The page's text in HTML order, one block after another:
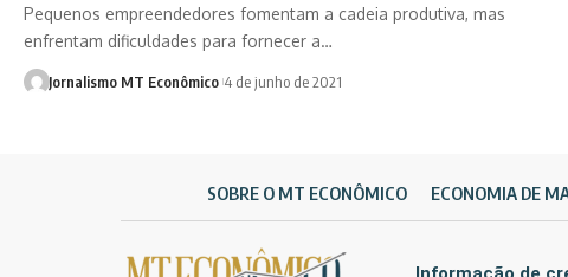
Pequenos empreendedores fomentam a cadeia produtiva, mas
enfrentam dificuldades para fornecer a…
Jornalismo MT Econômico 4 de junho de 2021
SOBRE O MT ECONÔMICO ECONOMIA DE